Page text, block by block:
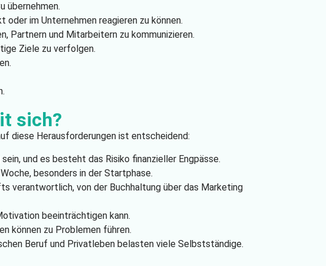
übernehmen.
oder im Unternehmen reagieren zu können.
Partnern und Mitarbeitern zu kommunizieren.
Ziele zu verfolgen.
sich?
diese Herausforderungen ist entscheidend:
und es besteht das Risiko finanzieller Engpässe.
besonders in der Startphase.
verantwortlich, von der Buchhaltung über das Marketing
beeinträchtigen kann.
können zu Problemen führen.
Beruf und Privatleben belasten viele Selbstständige.